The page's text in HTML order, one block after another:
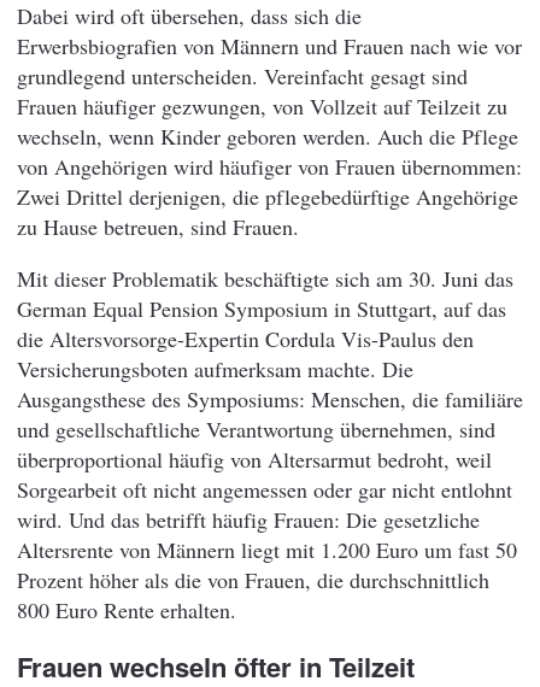
Dabei wird oft übersehen, dass sich die
Erwerbsbiografien von Männern und Frauen nach wie vor
grundlegend unterscheiden. Vereinfacht gesagt sind
Frauen häufiger gezwungen, von Vollzeit auf Teilzeit zu
wechseln, wenn Kinder geboren werden. Auch die Pflege
von Angehörigen wird häufiger von Frauen übernommen:
Zwei Drittel derjenigen, die pflegebedürftige Angehörige
zu Hause betreuen, sind Frauen.
Mit dieser Problematik beschäftigte sich am 30. Juni das
German Equal Pension Symposium in Stuttgart, auf das
die Altersvorsorge-Expertin Cordula Vis-Paulus den
Versicherungsboten aufmerksam machte. Die
Ausgangsthese des Symposiums: Menschen, die familiäre
und gesellschaftliche Verantwortung übernehmen, sind
überproportional häufig von Altersarmut bedroht, weil
Sorgearbeit oft nicht angemessen oder gar nicht entlohnt
wird. Und das betrifft häufig Frauen: Die gesetzliche
Altersrente von Männern liegt mit 1.200 Euro um fast 50
Prozent höher als die von Frauen, die durchschnittlich
800 Euro Rente erhalten.
Frauen wechseln öfter in Teilzeit